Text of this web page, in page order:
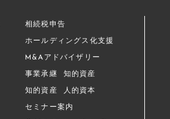
相続税申告
ホールディングス化支援
M&Aアドバイザリー
事業承継 知的資産
知的資産 人的資本
セミナー案内